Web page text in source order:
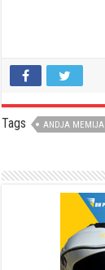
Tags ANDJA MEMIJA